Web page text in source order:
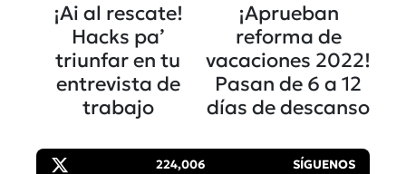
¡Ai al rescate!
Hacks pa’
triunfar en tu
entrevista de
trabajo
¡Aprueban
reforma de
vacaciones 2022!
Pasan de 6 a 12
días de descanso
224,006 SÍGUENOS